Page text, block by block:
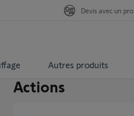
Autres produits
Devis avec un pro
Actions